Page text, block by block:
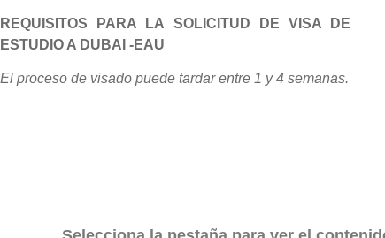
REQUISITOS PARA LA SOLICITUD DE VISA DE
ESTUDIO A DUBAI -EAU
El proceso de visado puede tardar entre 1 y 4 semanas.